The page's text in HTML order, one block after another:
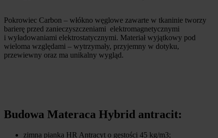
Pokrowiec Carbon – włókno węglowe zawarte w tkaninie tworzy
barierę przed zanieczyszczeniami elektromagnetycznymi
i wyładowaniami elektrostatycznymi. Materiał wyjątkowy pod
wieloma względami – wytrzymały, przyjemny w dotyku,
przewiewny oraz ma unikalny wygląd.
Budowa Materaca Hybrid antracit:
zimna pianka HR Antracyt o gęstości 45 kg/m3;